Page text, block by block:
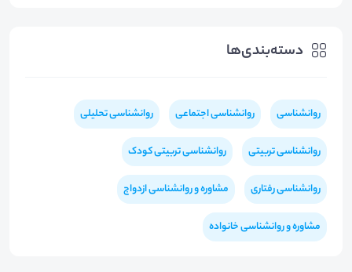
دسته‌بندی‌ها
روانشناسی روانشناسی اجتماعی روانشناسی تحلیلی
روانشناسی تربیتی روانشناسی تربیتی کودک
روانشناسی رفتاری مشاوره و روانشناسی ازدواج
مشاوره و روانشناسی خانواده